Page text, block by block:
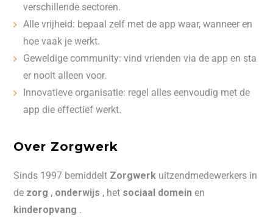
verschillende sectoren.
Alle vrijheid: bepaal zelf met de app waar, wanneer en
hoe vaak je werkt.
Geweldige community: vind vrienden via de app en sta
er nooit alleen voor.
Innovatieve organisatie: regel alles eenvoudig met de
app die effectief werkt.
Over Zorgwerk
Sinds 1997 bemiddelt Zorgwerk uitzendmedewerkers in
de zorg , onderwijs , het sociaal domeinen
kinderopvang .